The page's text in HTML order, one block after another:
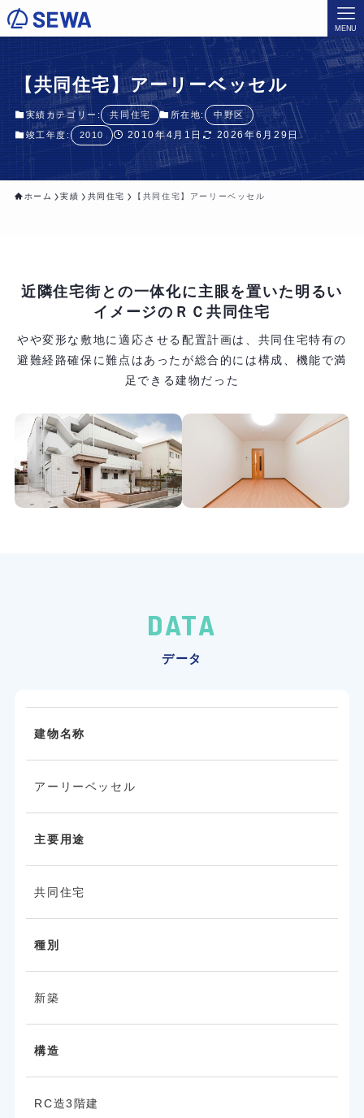
MENU
【共同住宅】アーリーベッセル
実績カテゴリー: 共同住宅 所在地: 中野区
竣工年度: 2010 2010年4月1日 2026年6月29日
ホーム 実績 共同住宅 【共同住宅】アーリーベッセル
近隣住宅街との一体化に主眼を置いた明るい
イメージのＲＣ共同住宅
やや変形な敷地に適応させる配置計画は、共同住宅特有の
避難経路確保に難点はあったが総合的には構成、機能で満
足できる建物だった
DATA
データ
建物名称
アーリーベッセル
主要用途
共同住宅
種別
新築
構造
RC造3階建